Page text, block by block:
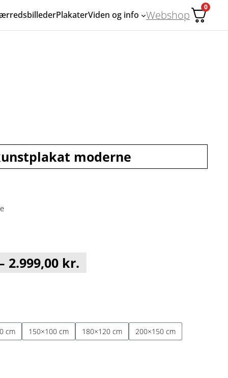
PlakaterViden og info Webshop
0
moderne
2.999,00 kr.Prisinterval:
cm 150×100 cm 180×120 cm 200×150 cm